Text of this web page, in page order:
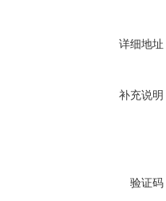
详细地址
补充说明
验证码